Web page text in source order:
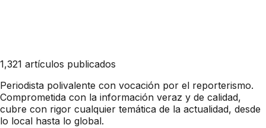
1,321 artículos publicados
Periodista polivalente con vocación por el reporterismo.
Comprometida con la información veraz y de calidad,
cubre con rigor cualquier temática de la actualidad, desde
lo local hasta lo global.